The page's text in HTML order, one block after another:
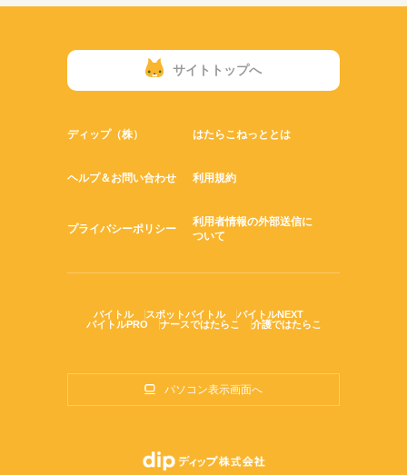
サイトトップへ
ディップ（株） はたらこねっととは
ヘルプ＆お問い合わせ 利用規約
プライバシーポリシー
利用者情報の外部送信に
ついて
バイトル スポットバイトル
バイトルNEXT
バイトルPRO
ナースではたらこ 介護ではたらこ
パソコン表示画面へ